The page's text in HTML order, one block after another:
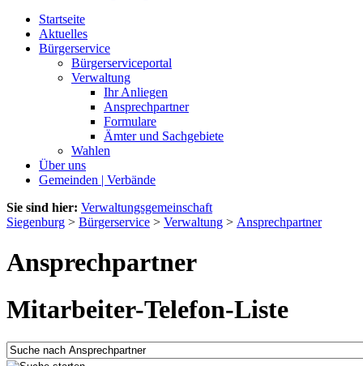
Startseite
Aktuelles
Bürgerservice
Bürgerserviceportal
Verwaltung
Ihr Anliegen
Ansprechpartner
Formulare
Ämter und Sachgebiete
Wahlen
Über uns
Gemeinden | Verbände
Sie sind hier: Verwaltungsgemeinschaft
Siegenburg > Bürgerservice > Verwaltung > Ansprechpartner
Ansprechpartner
Mitarbeiter-Telefon-Liste